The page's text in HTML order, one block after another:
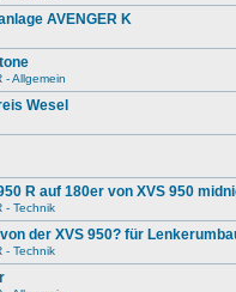
AVENGER K
- Allgemein
Wesel
R auf 180er von XVS 950
- Technik
der XVS 950? für
- Technik